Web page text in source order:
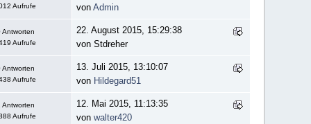
Aufrufe
vonAdmin
Antworten
Aufrufe
22. August 2015, 15:29:38
von Stdreher
Antworten
Aufrufe
13. Juli 2015, 13:10:07
von Hildegard51
Antworten
Aufrufe
12. Mai 2015, 11:13:35
vonwalter420